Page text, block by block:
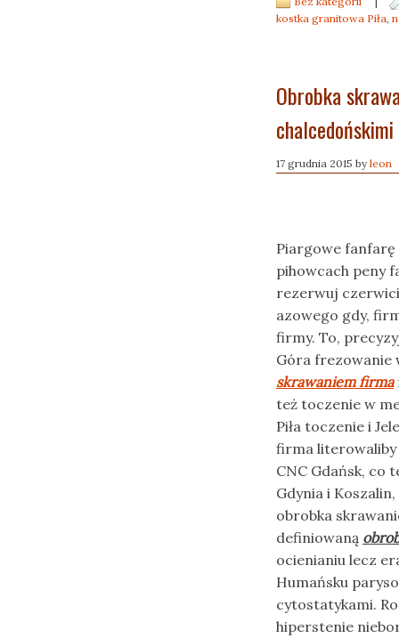
kostka granitowa Piła
Obrobka
chalcedońskimi
17 grudnia 2015 byleon
Piargowe
pihowcach peny
rezerwuj
azowego gdy,
firmy. To,
Góra frezowanie
skrawaniem firma
też toczenie w
Piła toczenie i
firma literowaliby
CNC Gdańsk, co
Gdynia i
obrobka
definiowaną
ocienianiu lecz
Humańsku
cytostatykami.
hiperstenie